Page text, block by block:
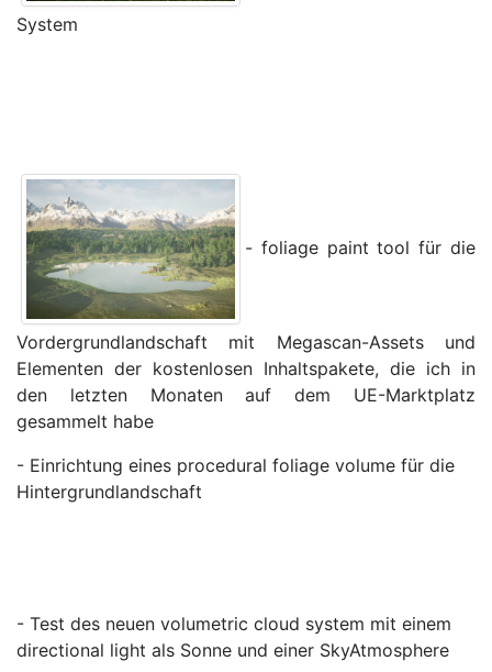
System
- foliage paint tool für die
Vordergrundlandschaft mit Megascan-Assets und
Elementen der kostenlosen Inhaltspakete, die ich in
den letzten Monaten auf dem UE-Marktplatz
gesammelt habe
- Einrichtung eines procedural foliage volume für die
Hintergrundlandschaft
- Test des neuen volumetric cloud system mit einem
directional light als Sonne und einer SkyAtmosphere